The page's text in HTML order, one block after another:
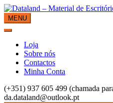
Skip
to
content
Dataland – Material de Escritório
Material de Escritório
MENU
Loja
Sobre nós
Contactos
Minha Conta
(+351) 937 605 499 (chamada
da.dataland@outlook.pt